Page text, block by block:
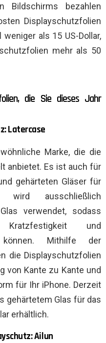
Bildschirms bezahlen
Displayschutzfolien
als 15 US-Dollar,
mehr als 50
die Sie dieses Jahr
Latercase
Marke, die die
anbietet. Es ist auch für
gehärteten Gläser für
ausschließlich
verwendet, sodass
und
können. Mithilfe der
die Displayschutzfolien
von Kante zu Kante und
für Ihr iPhone. Derzeit
gehärtetem Glas für das
erhältlich.
Ailun